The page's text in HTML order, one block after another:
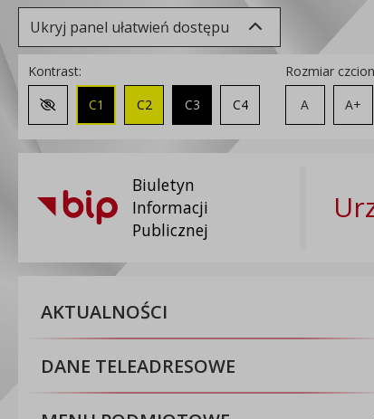
Ukryj panel ułatwień dostępu
Kontrast:
Zmień kontrast na domyślny
C1 C2 C3 C4
Rozmiar
A
A+
Biuletyn
Informacji
Publicznej
AKTUALNOŚCI
DANE TELEADRESOWE